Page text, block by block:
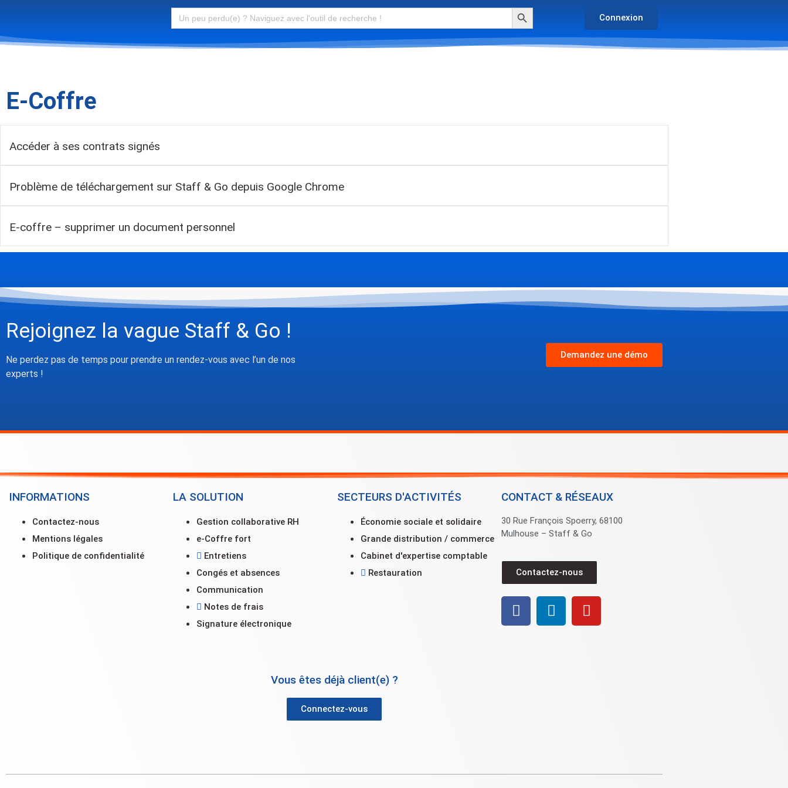
Search
for:
Search Button
Connexion
E-Coffre
Accéder à ses contrats signés
Problème de téléchargement sur Staff & Go depuis Google Chrome
E-coffre – supprimer un document personnel
Rejoignez la vague Staff & Go !
Ne perdez pas de temps pour prendre un rendez-vous avec l’un de nos
experts !
Demandez une démo
INFORMATIONS
Contactez-nous
Mentions légales
Politique de confidentialité
LA SOLUTION
Gestion collaborative RH
e-Coffre fort
Entretiens
Congés et absences
Communication
Notes de frais
Signature électronique
SECTEURS D'ACTIVITÉS
Économie sociale et solidaire
Grande distribution / commerce
Cabinet d'expertise comptable
Restauration
CONTACT & RÉSEAUX
30 Rue François Spoerry, 68100
Mulhouse – Staff & Go
Contactez-nous
Vous êtes déjà client(e) ?
Connectez-vous